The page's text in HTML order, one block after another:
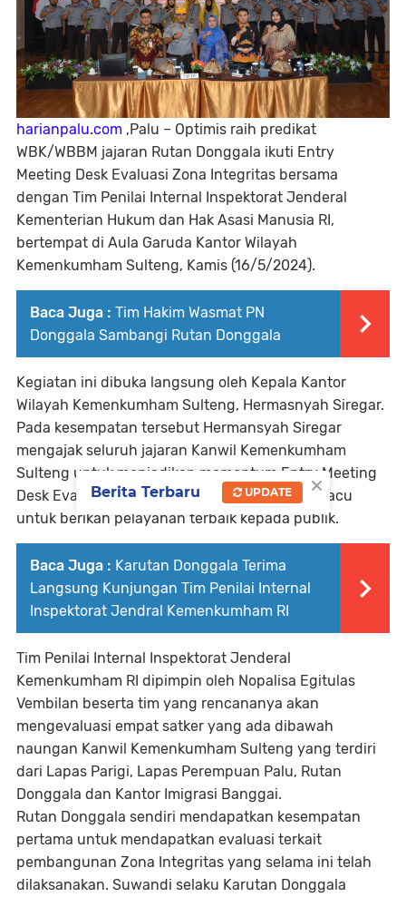
harianpalu.com ,Palu – Optimis raih predikat
WBK/WBBM jajaran Rutan Donggala ikuti Entry
Meeting Desk Evaluasi Zona Integritas bersama
dengan Tim Penilai Internal Inspektorat Jenderal
Kementerian Hukum dan Hak Asasi Manusia RI,
bertempat di Aula Garuda Kantor Wilayah
Kemenkumham Sulteng, Kamis (16/5/2024).
Baca Juga : Tim Hakim Wasmat PN
Donggala Sambangi Rutan Donggala
Kegiatan ini dibuka langsung oleh Kepala Kantor
Wilayah Kemenkumham Sulteng, Hermasnyah Siregar.
Pada kesempatan tersebut Hermansyah Siregar
mengajak seluruh jajaran Kanwil Kemenkumham
Sulteng untuk menjadikan momentum Entry Meeting
Desk Evaluasi Zona Integritas ini sebagai pemacu
untuk berikan pelayanan terbaik kepada publik.
Baca Juga : Karutan Donggala Terima
Langsung Kunjungan Tim Penilai Internal
Inspektorat Jendral Kemenkumham RI
Tim Penilai Internal Inspektorat Jenderal
Kemenkumham RI dipimpin oleh Nopalisa Egitulas
Vembilan beserta tim yang rencananya akan
mengevaluasi empat satker yang ada dibawah
naungan Kanwil Kemenkumham Sulteng yang terdiri
dari Lapas Parigi, Lapas Perempuan Palu, Rutan
Donggala dan Kantor Imigrasi Banggai.
Rutan Donggala sendiri mendapatkan kesempatan
pertama untuk mendapatkan evaluasi terkait
pembangunan Zona Integritas yang selama ini telah
dilaksanakan. Suwandi selaku Karutan Donggala
×
Berita Terbaru UPDATE